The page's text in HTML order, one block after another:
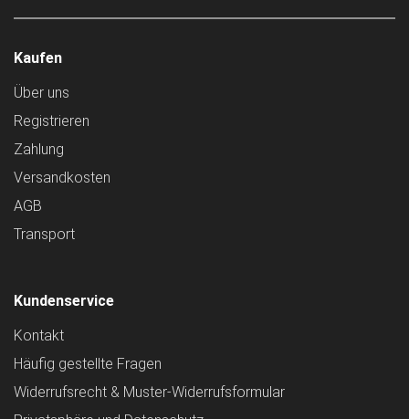
Kaufen
Über uns
Registrieren
Zahlung
Versandkosten
AGB
Transport
Kundenservice
Kontakt
Häufig gestellte Fragen
Widerrufsrecht & Muster-Widerrufsformular